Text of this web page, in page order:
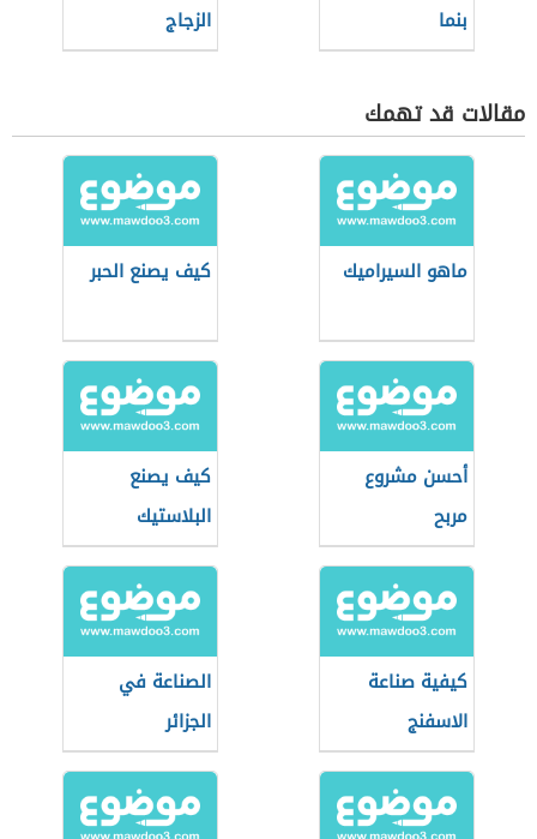
بنما
الزجاج
مقالات قد تهمك
ماهو السيراميك كيف يصنع الحبر
أحسن مشروع
مربح
كيف يصنع
البلاستيك
كيفية صناعة
الاسفنج
الصناعة في
الجزائر